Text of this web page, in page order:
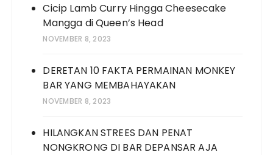
Cicip Lamb Curry Hingga Cheesecake
Mangga di Queen’s Head
NOVEMBER 8, 2023
DERETAN 10 FAKTA PERMAINAN MONKEY
BAR YANG MEMBAHAYAKAN
NOVEMBER 8, 2023
HILANGKAN STREES DAN PENAT
NONGKRONG DI BAR DEPANSAR AJA